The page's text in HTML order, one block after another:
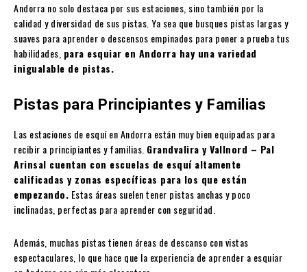
Andorra no solo destaca por sus estaciones, sino también por la
calidad y diversidad de sus pistas. Ya sea que busques pistas largas y
suaves para aprender o descensos empinados para poner a prueba tus
habilidades, para esquiar en Andorra hay una variedad
inigualable de pistas.
Pistas para Principiantes y Familias
Las estaciones de esquí en Andorra están muy bien equipadas para
recibir a principiantes y familias. Grandvalira y Vallnord – Pal
Arinsal cuentan con escuelas de esquí altamente
calificadas y zonas específicas para los que están
empezando. Estas áreas suelen tener pistas anchas y poco
inclinadas, perfectas para aprender con seguridad.
Además, muchas pistas tienen áreas de descanso con vistas
espectaculares, lo que hace que la experiencia de aprender a esquiar